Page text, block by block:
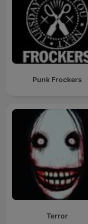
Punk Frockers
Terror